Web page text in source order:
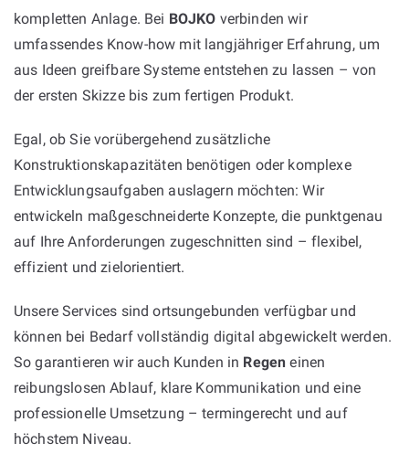
kompletten Anlage. Bei BOJKO verbinden wir
umfassendes Know-how mit langjähriger Erfahrung, um
aus Ideen greifbare Systeme entstehen zu lassen – von
der ersten Skizze bis zum fertigen Produkt.
Egal, ob Sie vorübergehend zusätzliche
Konstruktionskapazitäten benötigen oder komplexe
Entwicklungsaufgaben auslagern möchten: Wir
entwickeln maßgeschneiderte Konzepte, die punktgenau
auf Ihre Anforderungen zugeschnitten sind – flexibel,
effizient und zielorientiert.
Unsere Services sind ortsungebunden verfügbar und
können bei Bedarf vollständig digital abgewickelt werden.
So garantieren wir auch Kunden in Regen einen
reibungslosen Ablauf, klare Kommunikation und eine
professionelle Umsetzung – termingerecht und auf
höchstem Niveau.